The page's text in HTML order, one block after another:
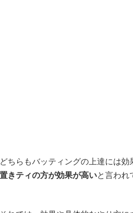
どちらもバッティングの上達には
置きティの方が効果が高いと言われ